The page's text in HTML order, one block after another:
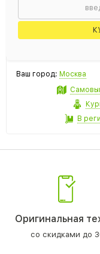
Ваш город: Москва
В
Оригинальная
со скидками до